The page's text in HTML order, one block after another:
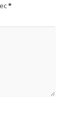
*